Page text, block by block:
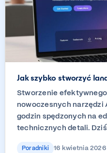
Jak szybko stworzyć
Stworzenie
nowoczesnych narzędzi
godzin spędzonych na
technicznych detali.
Poradniki 16 kwietnia 2026